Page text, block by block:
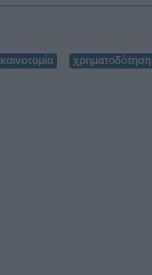
καινοτομία χρηματοδότηση